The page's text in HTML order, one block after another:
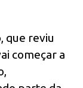
que reviu
começar a